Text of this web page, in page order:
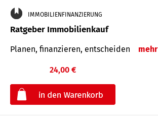
IMMOBILIENFINANZIERUNG
Ratgeber Immobilienkauf
Planen, finanzieren, entscheiden mehr
24,00 €